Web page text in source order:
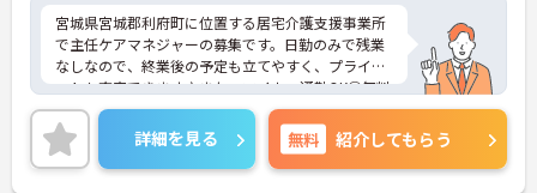
宮城県宮城郡利府町に位置する居宅介護支援事業所
で主任ケアマネジャーの募集です。日勤のみで残業
なしなので、終業後の予定も立てやすく、プライベ
ートも充実できます♪また、マイカー通勤OK◎無料
駐車場完備で便利です！ご興味のある方はご面接の
ポイントお伝えしますのでご気軽にお問い合わせく
ださい。
詳細を見る 無料 紹介してもらう